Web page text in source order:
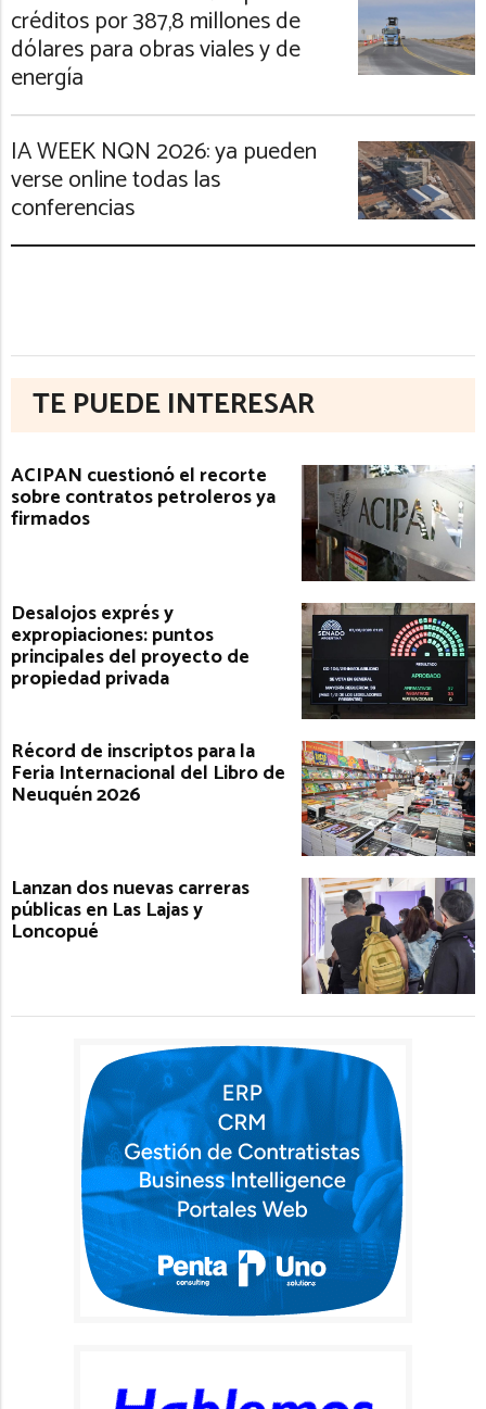
créditos por 387,8 millones de
dólares para obras viales y de
energía
IA WEEK NQN 2026: ya pueden
verse online todas las
conferencias
TE PUEDE INTERESAR
ACIPAN cuestionó el recorte
sobre contratos petroleros ya
firmados
Desalojos exprés y
expropiaciones: puntos
principales del proyecto de
propiedad privada
Récord de inscriptos para la
Feria Internacional del Libro de
Neuquén 2026
Lanzan dos nuevas carreras
públicas en Las Lajas y
Loncopué